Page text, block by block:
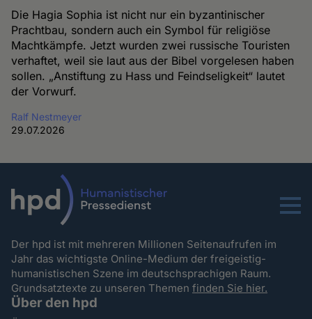
Die Hagia Sophia ist nicht nur ein byzantinischer
Prachtbau, sondern auch ein Symbol für religiöse
Machtkämpfe. Jetzt wurden zwei russische Touristen
verhaftet, weil sie laut aus der Bibel vorgelesen haben
sollen. „Anstiftung zu Hass und Feindseligkeit“ lautet
der Vorwurf.
Ralf Nestmeyer
29.07.2026
Menu
Der hpd ist mit mehreren Millionen Seitenaufrufen im
Jahr das wichtigste Online-Medium der freigeistig-
humanistischen Szene im deutschsprachigen Raum.
Grundsatztexte zu unseren Themenfinden Sie hier.
Über den hpd